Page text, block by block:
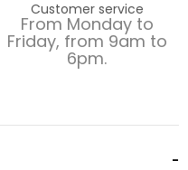
Customer service
From Monday to
Friday, from 9am to
6pm.